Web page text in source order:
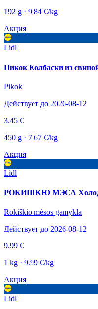
192 g · 9.84 €/kg
Акция
Lidl
Пикок Колбаски из
Pikok
Действует до 2026-08-12
3.45 €
450 g · 7.67 €/kg
Акция
Lidl
РОКИШКЮ МЭСА
Rokiškio mėsos gamykla
Действует до 2026-08-12
9.99 €
1 kg · 9.99 €/kg
Акция
Lidl